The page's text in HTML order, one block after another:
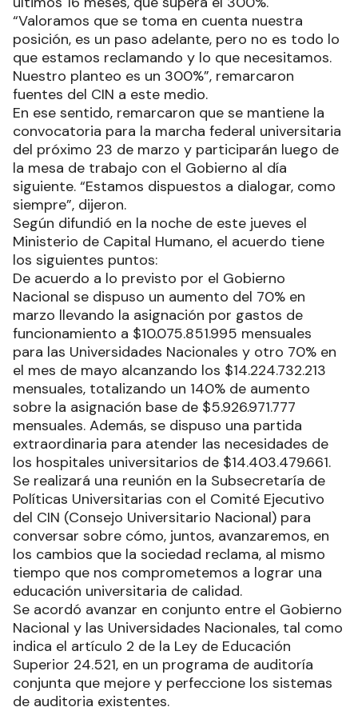
“Valoramos que se toma en cuenta nuestra
posición, es un paso adelante, pero no es todo lo
que estamos reclamando y lo que necesitamos.
Nuestro planteo es un 300%”, remarcaron
fuentes del CIN a este medio.
En ese sentido, remarcaron que se mantiene la
convocatoria para la marcha federal universitaria
del próximo 23 de marzo y participarán luego de
la mesa de trabajo con el Gobierno al día
siguiente. “Estamos dispuestos a dialogar, como
siempre”, dijeron.
Según difundió en la noche de este jueves el
Ministerio de Capital Humano, el acuerdo tiene
los siguientes puntos:
De acuerdo a lo previsto por el Gobierno
Nacional se dispuso un aumento del 70% en
marzo llevando la asignación por gastos de
funcionamiento a $10.075.851.995 mensuales
para las Universidades Nacionales y otro 70% en
el mes de mayo alcanzando los $14.224.732.213
mensuales, totalizando un 140% de aumento
sobre la asignación base de $5.926.971.777
mensuales. Además, se dispuso una partida
extraordinaria para atender las necesidades de
los hospitales universitarios de $14.403.479.661.
Se realizará una reunión en la Subsecretaría de
Políticas Universitarias con el Comité Ejecutivo
del CIN (Consejo Universitario Nacional) para
conversar sobre cómo, juntos, avanzaremos, en
los cambios que la sociedad reclama, al mismo
tiempo que nos comprometemos a lograr una
educación universitaria de calidad.
Se acordó avanzar en conjunto entre el Gobierno
Nacional y las Universidades Nacionales, tal como
indica el artículo 2 de la Ley de Educación
Superior 24.521, en un programa de auditoría
conjunta que mejore y perfeccione los sistemas
de auditoria existentes.